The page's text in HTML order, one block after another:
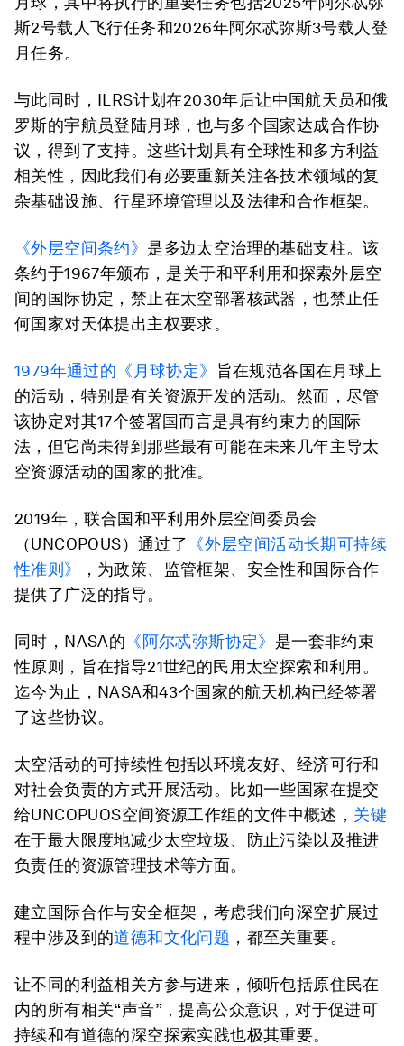
斯2号载人飞行任务和2026年阿尔忒弥斯3号载人登
月任务。
与此同时，ILRS计划在2030年后让中国航天员和俄
罗斯的宇航员登陆月球，也与多个国家达成合作协
议，得到了支持。这些计划具有全球性和多方利益
相关性，因此我们有必要重新关注各技术领域的复
杂基础设施、行星环境管理以及法律和合作框架。
《外层空间条约》 是多边太空治理的基础支柱。该
条约于1967年颁布，是关于和平利用和探索外层空
间的国际协定，禁止在太空部署核武器，也禁止任
何国家对天体提出主权要求。
1979年通过的《月球协定》
旨在规范各国在月球上
的活动，特别是有关资源开发的活动。然而，尽管
该协定对其17个签署国而言是具有约束力的国际
法，但它尚未得到那些最有可能在未来几年主导太
空资源活动的国家的批准。
2019年，联合国和平利用外层空间委员会
（UNCOPOUS）通过了 《外层空间活动长期可持续
性准则》
，为政策、监管框架、安全性和国际合作
提供了广泛的指导。
同时，NASA的 《阿尔忒弥斯协定》 是一套非约束
性原则，旨在指导21世纪的民用太空探索和利用。
迄今为止，NASA和43个国家的航天机构已经签署
了这些协议。
太空活动的可持续性包括以环境友好、经济可行和
对社会负责的方式开展活动。比如一些国家在提交
给UNCOPUOS空间资源工作组的文件中概述， 关键
在于最大限度地减少太空垃圾、防止污染以及推进
负责任的资源管理技术等方面。
建立国际合作与安全框架，考虑我们向深空扩展过
程中涉及到的道德和文化问题 ，都至关重要。
让不同的利益相关方参与进来，倾听包括原住民在
内的所有相关“声音”，提高公众意识，对于促进可
持续和有道德的深空探索实践也极其重要。